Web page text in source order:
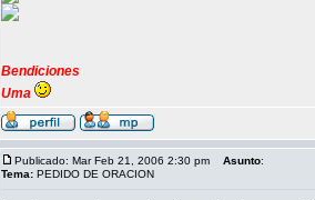
Bendiciones
Uma
Publicado: Mar Feb 21, 2006 2:30 pm Asunto:
Tema: PEDIDO DE ORACION